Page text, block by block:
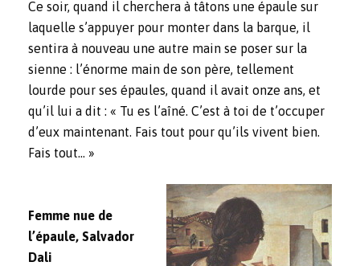
Ce soir, quand il cherchera à tâtons une épaule sur
laquelle s’appuyer pour monter dans la barque, il
sentira à nouveau une autre main se poser sur la
sienne : l’énorme main de son père, tellement
lourde pour ses épaules, quand il avait onze ans, et
qu’il lui a dit : « Tu es l’aîné. C’est à toi de t’occuper
d’eux maintenant. Fais tout pour qu’ils vivent bien.
Fais tout… »
Femme nue de
l’épaule, Salvador
Dali